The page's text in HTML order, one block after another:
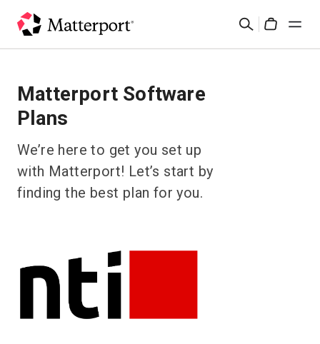
Rechercher
Produits
Prix
Ressources
Nous contacter
Connexion
Matterport Software
Plans
We’re here to get you set up
with Matterport! Let’s start by
finding the best plan for you.